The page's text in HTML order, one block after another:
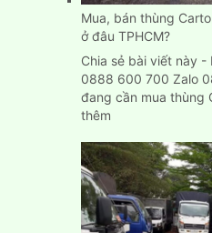
Mua, bán thùng
ở đâu TPHCM?
Chia sẻ bài viết này
0888 600 700 Zalo
đang cần mua
thêm:
bán
thùng
Carton
cũ
mới